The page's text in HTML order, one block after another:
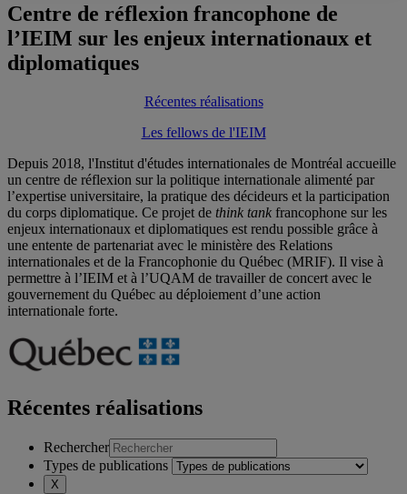
Centre de réflexion francophone de
l’IEIM sur les enjeux internationaux et
diplomatiques
Récentes réalisations
Les fellows de l'IEIM
Depuis 2018, l'Institut d'études internationales de Montréal accueille
un centre de réflexion sur la politique internationale alimenté par
l’expertise universitaire, la pratique des décideurs et la participation
du corps diplomatique. Ce projet de think tank francophone sur les
enjeux internationaux et diplomatiques est rendu possible grâce à
une entente de partenariat avec le ministère des Relations
internationales et de la Francophonie du Québec (MRIF). Il vise à
permettre à l’IEIM et à l’UQAM de travaillerde concert avec le
gouvernement du Québec au déploiement d’une action
internationale forte.
Récentes réalisations
Rechercher
Types de publications